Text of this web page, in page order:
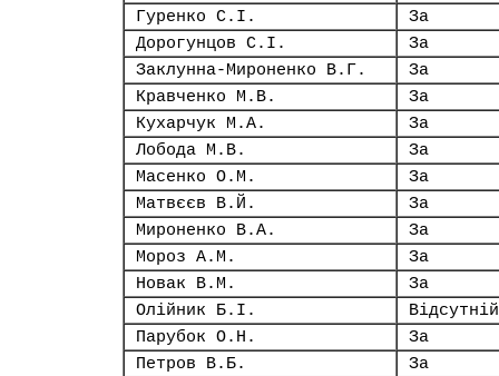
Гуренко С.І.
За
Дорогунцов С.І.
За
Заклунна-Мироненко В.Г.
За
Кравченко М.В.
За
Кухарчук М.А.
За
Лобода М.В.
За
Масенко О.М.
За
Матвєєв В.Й.
За
Мироненко В.А.
За
Мороз А.М.
За
Новак В.М.
За
Олійник Б.І.
Відсутній
Парубок О.Н.
За
Петров В.Б.
За